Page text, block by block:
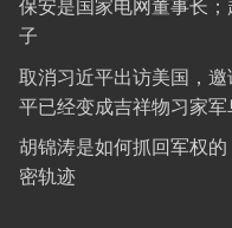
保安是国家电网董事长
子
取消习近平出访美国，
平已经变成吉祥物习家军
胡锦涛是如何抓回军权
密轨迹